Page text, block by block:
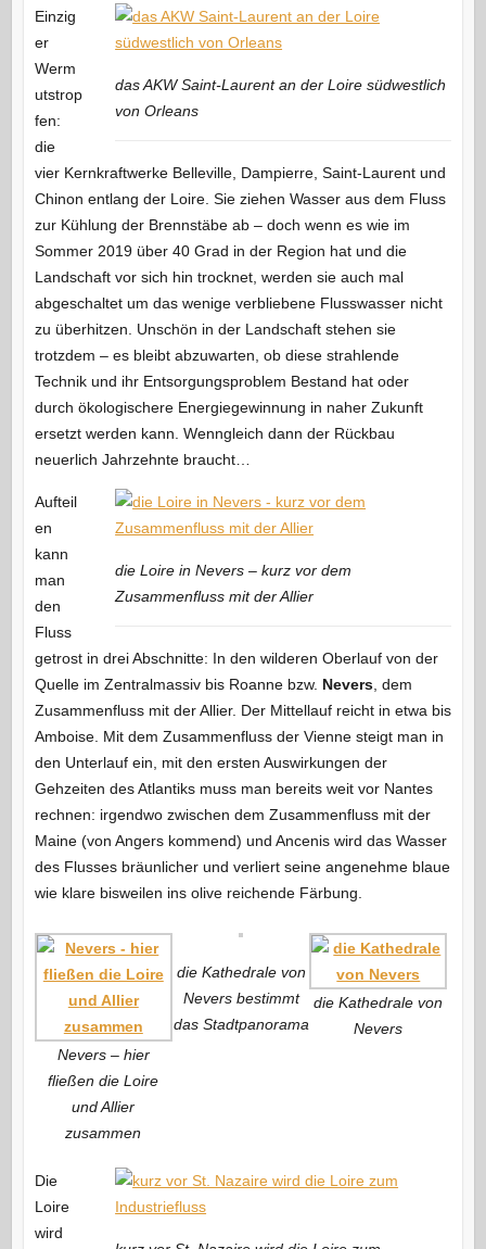
das AKW Saint-Laurent an der Loire südwestlich
von Orleans
Einzig
er
Werm
utstrop
fen:
die
vier Kernkraftwerke Belleville, Dampierre, Saint-Laurent und
Chinon entlang der Loire. Sie ziehen Wasser aus dem Fluss
zur Kühlung der Brennstäbe ab – doch wenn es wie im
Sommer 2019 über 40 Grad in der Region hat und die
Landschaft vor sich hin trocknet, werden sie auch mal
abgeschaltet um das wenige verbliebene Flusswasser nicht
zu überhitzen. Unschön in der Landschaft stehen sie
trotzdem – es bleibt abzuwarten, ob diese strahlende
Technik und ihr Entsorgungsproblem Bestand hat oder
durch ökologischere Energiegewinnung in naher Zukunft
ersetzt werden kann. Wenngleich dann der Rückbau
neuerlich Jahrzehnte braucht…
die Loire in Nevers – kurz vor dem
Zusammenfluss mit der Allier
Aufteil
en
kann
man
den
Fluss
getrost in drei Abschnitte: In den wilderen Oberlauf von der
Quelle im Zentralmassiv bis Roanne bzw. Nevers, dem
Zusammenfluss mit der Allier. Der Mittellauf reicht in etwa bis
Amboise. Mit dem Zusammenfluss der Vienne steigt man in
den Unterlauf ein, mit den ersten Auswirkungen der
Gehzeiten des Atlantiks muss man bereits weit vor Nantes
rechnen: irgendwo zwischen dem Zusammenfluss mit der
Maine (von Angers kommend) und Ancenis wird das Wasser
des Flusses bräunlicher und verliert seine angenehme blaue
wie klare bisweilen ins olive reichende Färbung.
Nevers – hier
fließen die Loire
und Allier
zusammen
die Kathedrale von
Nevers bestimmt
das Stadtpanorama
die Kathedrale von
Nevers
Die
Loire
wird